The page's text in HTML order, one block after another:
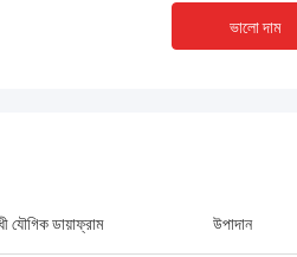
ভালো দাম
যৌগিক ডায়াফ্রাম উপাদান